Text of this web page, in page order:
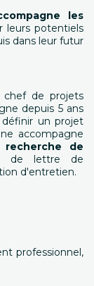
les
leurs potentiels
dans leur futur
chef de projets
depuis 5 ans
un projet
accompagne
recherche de
de lettre de
d'entretien.
professionnel,